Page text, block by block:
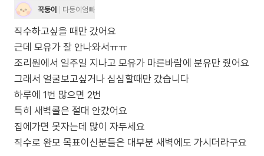
꾹둥이 다둥이엄빠
직수하고싶을 때만 갔어요
근데 모유가 잘 안나와서ㅠㅠ
조리원에서 일주일 지나고 모유가 마른바람에 분유만 줬어요
그래서 얼굴보고싶거나 심심할때만 갔습니다
하루에 1번 많으면 2번
특히 새벽콜은 절대 안갔어요
집에가면 못자는데 많이 자두세요
직수로 완모 목표이신분들은 대부분 새벽에도 가시더라구요